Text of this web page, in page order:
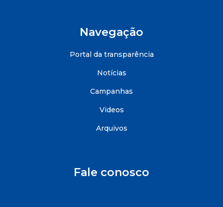
Navegação
Portal da transparência
Notícias
Campanhas
Videos
Arquivos
Fale conosco